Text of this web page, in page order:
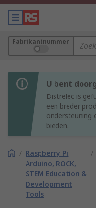
Fabrikantnummer
U bent
Distrelec is
een breder
ondersteuning
bieden.
/ Raspberry Pi,
Arduino, ROCK,
STEM Education &
Development
Tools
/